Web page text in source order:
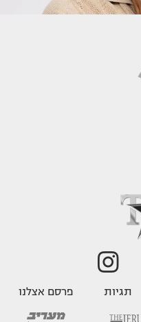
תגיות פרסם אצלנו